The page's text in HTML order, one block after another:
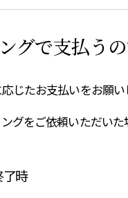
グで支払う
じたお支払いをお願い
グをご依頼いただい
時